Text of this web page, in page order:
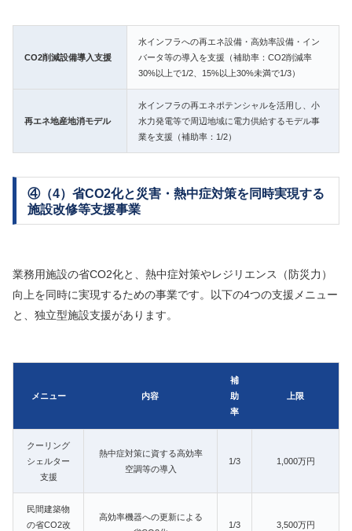
CO2削減設備導入支援
水インフラへの再エネ設備・高効率設備・イン
バータ等の導入を支援（補助率：CO2削減率
30%以上で1/2、15%以上30%未満で1/3）
再エネ地産地消モデル
水インフラの再エネポテンシャルを活用し、小
水力発電等で周辺地域に電力供給するモデル事
業を支援（補助率：1/2）
④（4）省CO2化と災害・熱中症対策を同時実現する
施設改修等支援事業
業務用施設の省CO2化と、熱中症対策やレジリエンス（防災力）
向上を同時に実現するための事業です。以下の4つの支援メニュー
と、独立型施設支援があります。
メニュー 内容
補
助
率
上限
クーリング
シェルター
支援
熱中症対策に資する高効率
空調等の導入
1/3 1,000万円
民間建築物
の省CO2改
高効率機器への更新による
1/3 3,500万円